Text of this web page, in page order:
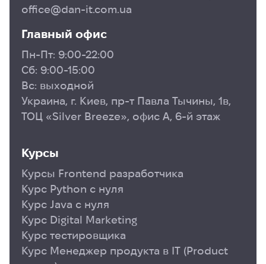
office@dan-it.com.ua
Главный офис
Пн-Пт: 9:00-22:00
Сб: 9:00-15:00
Вс: выходной
Украина, г. Киев, пр-т Павла Тычины, 1в,
ТОЦ «Silver Breeze», офис А, 6-й этаж
Курсы
Курсы Frontend разработчика
Курс Python с нуля
Курс Java с нуля
Курс Digital Marketing
Курс тестировщика
Курс Менеджер продукта в ІТ (Product